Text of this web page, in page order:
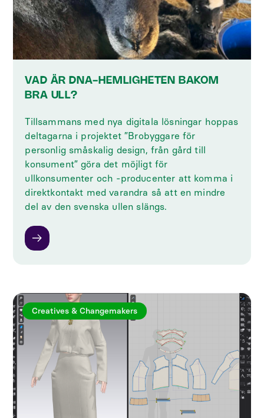
VAD ÄR DNA-HEMLIGHETEN BAKOM
BRA ULL?
Tillsammans med nya digitala lösningar hoppas
deltagarna i projektet ”Brobyggare för
personlig småskalig design, från gård till
konsument” göra det möjligt för
ullkonsumenter och -producenter att komma i
direktkontakt med varandra så att en mindre
del av den svenska ullen slängs.
Creatives & Changemakers